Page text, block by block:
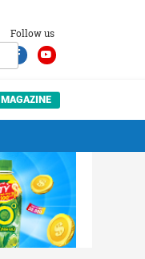
Follow us
MAGAZINE